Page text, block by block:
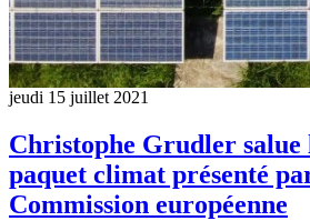
jeudi 15 juillet 2021
Christophe Grudler salue
paquet climat présenté
Commission européenne